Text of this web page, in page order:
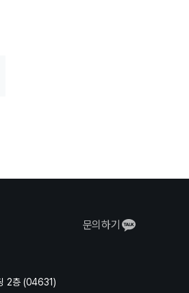
문의하기
2층 (04631)